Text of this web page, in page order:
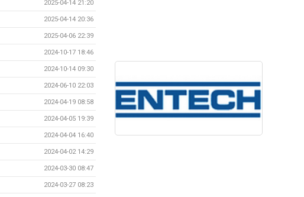
2025-04-14 21:20
2025-04-14 20:36
2025-04-06 22:39
2024-10-17 18:46
2024-10-14 09:30
2024-06-10 22:03
2024-04-19 08:58
2024-04-05 19:39
2024-04-04 16:40
2024-04-02 14:29
2024-03-30 08:47
2024-03-27 08:23